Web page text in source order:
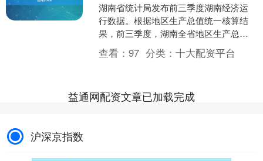
湖南省统计局发布前三季度湖南经济运
行数据。根据地区生产总值统一核算结
果，前三季度，湖南全省地区生产总值
40240.56亿元、同比增长5.4%，高于全
国水平（5.....
查看：97 分类：十大配资平台
益通网配资文章已加载完成
沪深京指数